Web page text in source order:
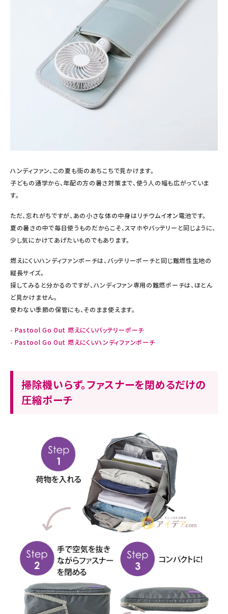
ハンディファン、この夏も街のあちこちで見かけます。
子どもの通学から、年配の方の暑さ対策まで、使う人の幅も広がっていま
す。
ただ、忘れがちですが、あの小さな体の中身はリチウムイオン電池です。
夏の暑さの中で毎日使うものだからこそ、スマホやバッテリーと同じように、
少し気にかけてあげたいものでもあります。
燃えにくいハンディファンポーチは、バッテリーポーチと同じ難燃性生地の
縦長サイズ。
探してみると分かるのですが、ハンディファン専用の難燃ポーチは、ほとん
ど見かけません。
使わない季節の保管にも、そのまま使えます。
- Pastool Go Out 燃えにくいバッテリーポーチ
- Pastool Go Out 燃えにくいハンディファンポーチ
掃除機いらず。ファスナーを閉めるだけの
圧縮ポーチ